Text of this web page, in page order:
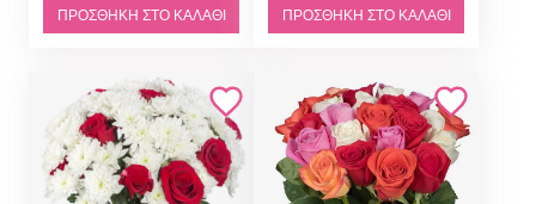
ΠΡΟΣΘΉΚΗ ΣΤΟ ΚΑΛΆΘΙ ΠΡΟΣΘΉΚΗ ΣΤΟ ΚΑΛΆΘΙ